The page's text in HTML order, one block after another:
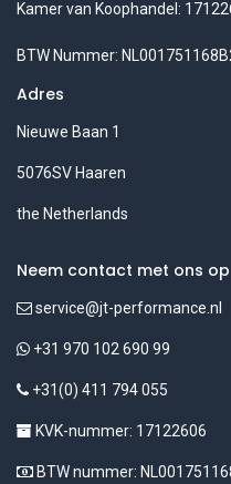
Kamer van Koophandel:
BTW Nummer:
Adres
Nieuwe Baan 1
5076SV Haaren
the Netherlands
Neem contact met ons op
service@jt-performance.nl
+31 970 102 690 99
+31(0) 411 794 055
KVK-nummer: 17122606
BTW nummer: